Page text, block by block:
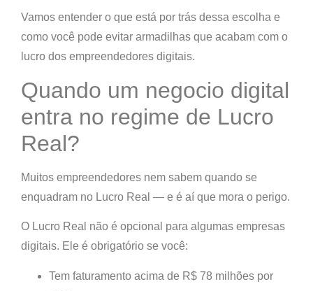
Vamos entender o que está por trás dessa escolha e
como você pode evitar armadilhas que acabam com o
lucro dos empreendedores digitais.
Quando um negocio digital
entra no regime de Lucro
Real?
Muitos empreendedores nem sabem quando se
enquadram no Lucro Real — e é aí que mora o perigo.
O Lucro Real não é opcional para algumas empresas
digitais. Ele é obrigatório se você:
Tem faturamento acima de R$ 78 milhões por